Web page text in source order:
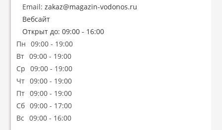
Email: zakaz@magazin-vodonos.ru
Вебсайт
Открыт до: 09:00 - 16:00
Пн
09:00 - 19:00
Вт 09:00 - 19:00
Ср
09:00 - 19:00
Чт 09:00 - 19:00
Пт 09:00 - 19:00
Сб 09:00 - 17:00
Вс
09:00 - 16:00